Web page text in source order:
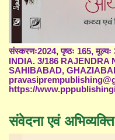
संस्करणः2024, पृष्ठः 165,
INDIA. 3/186 RAJENDRA
SAHIBABAD,
https://
संवेदना एवं